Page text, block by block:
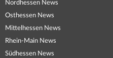
Nordhessen News
Osthessen News
Mittelhessen News
Rhein-Main News
Südhessen News